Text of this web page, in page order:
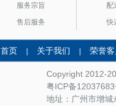
服务宗旨
售后服务
配
快
首页 | 关于我们 | 荣誉
Copyright 2012-
粤ICP备12037683
地址：广州市增